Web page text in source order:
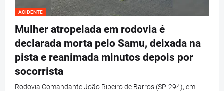
ACIDENTE
Mulher atropelada em rodovia é
declarada morta pelo Samu, deixada na
pista e reanimada minutos depois por
socorrista
Rodovia Comandante João Ribeiro de Barros (SP-294), em